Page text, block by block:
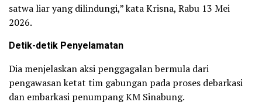
satwa liar yang dilindungi,” kata Krisna, Rabu 13 Mei
2026.
Detik-detik Penyelamatan
Dia menjelaskan aksi penggagalan bermula dari
pengawasan ketat tim gabungan pada proses debarkasi
dan embarkasi penumpang KM Sinabung.